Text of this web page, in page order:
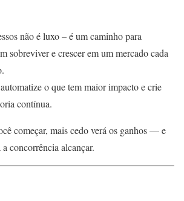
não é luxo – é um caminho para
sobreviver e crescer em um mercado cada
o que tem maior impacto e crie
contínua.
começar, mais cedo verá os ganhos — e
concorrência alcançar.